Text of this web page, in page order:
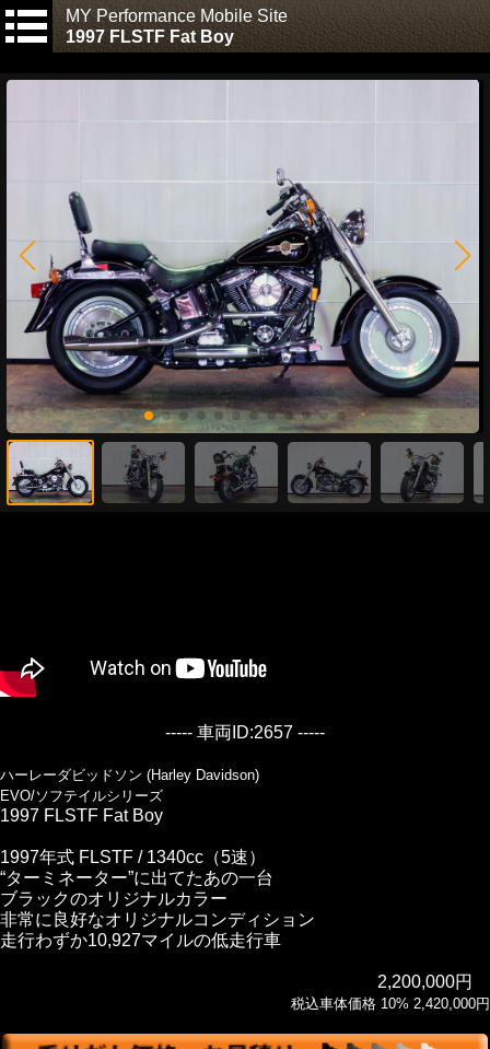
MY Performance Mobile Site
1997 FLSTF Fat Boy
----- 車両ID:2657 -----
ハーレーダビッドソン (Harley Davidson)
EVO/ソフテイルシリーズ
1997 FLSTF Fat Boy
1997年式 FLSTF / 1340cc（5速）
“ターミネーター”に出てたあの一台
ブラックのオリジナルカラー
非常に良好なオリジナルコンディション
走行わずか10,927マイルの低走行車
2,200,000円
税込車体価格 10% 2,420,000円